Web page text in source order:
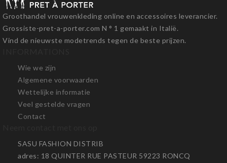
Groothandel vrouwenkleding online en accessoires leverancier.
Grossiste-pret-a-porter.com N ° 1 gemaakt in Italië.
Vind de nieuwste modetrends tegen de beste prijzen.
Wie we zijn
Algemene voorwaarden
Wettelijke informatie
Veel gestelde vragen
Contact
SASU FASHION DISTRIB
adres: 18 QUINTER RUE PASTEUR 59223 RONCQ